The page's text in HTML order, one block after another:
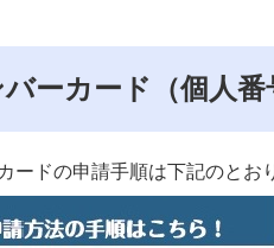
ーカード（個人
ードの申請手順は下記のとお